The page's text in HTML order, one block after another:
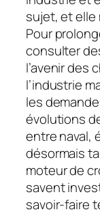
sujet, et
Pour
consulter
l’avenir des
l’industrie
les
évolutions
entre naval,
désormais
moteur de
savent
savoir-faire